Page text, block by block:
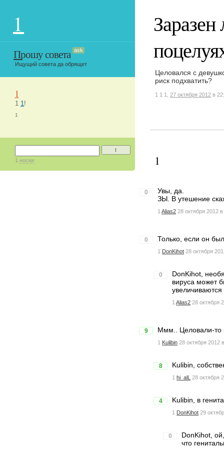
1
Прошу совета ask
Ищущий совета да обрящет
1
1 1!
1
1
1 носки
Целовался с
риск подхватить?
1 1 1, 27 октября 2012 в
1
0
Увы, да.
ЗЫ. В утешение
1Alias2 28 октября 2012
0 Только, если он
1 DonKihot 28 октября
0
DonKihot,
вируса может
1 Alias2 28 октября
9 Ммм.. Целовали-то
1 Kulibin 28 октября 2012
8 Kulibin,
1 hi_alL 28 октября
4 Kulibin, в
1 DonKihot 29
0
DonKihot,
что